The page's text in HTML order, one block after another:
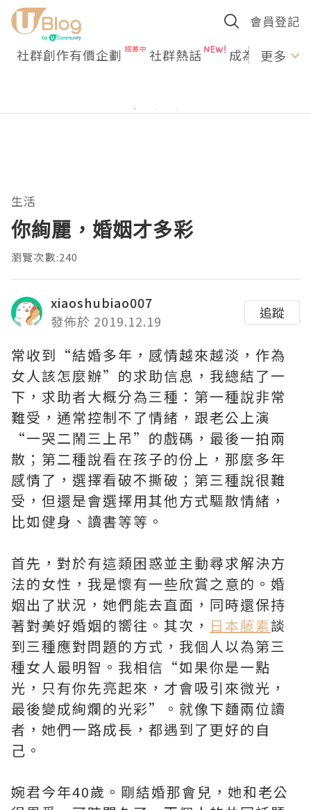
會員登記
社群創作有價企劃 社群熱話 成為U更多
生活
你絢麗，婚姻才多彩
瀏覽次數:240
xiaoshubiao007
發佈於 2019.12.19
追蹤
常收到“結婚多年，感情越來越淡，作為
女人該怎麼辦”的求助信息，我總結了一
下，求助者大概分為三種：第一種說非常
難受，通常控制不了情緒，跟老公上演
“一哭二鬧三上吊”的戲碼，最後一拍兩
散；第二種說看在孩子的份上，那麼多年
感情了，選擇看破不撕破；第三種說很難
受，但還是會選擇用其他方式驅散情緒，
比如健身、讀書等等。
首先，對於有這類困惑並主動尋求解決方
法的女性，我是懷有一些欣賞之意的。婚
姻出了狀況，她們能去直面，同時還保持
著對美好婚姻的嚮往。其次， 日本藤素談
到三種應對問題的方式，我個人以為第三
種女人最明智。我相信“如果你是一點
光，只有你先亮起來，才會吸引來微光，
最後變成絢爛的光彩”。就像下麵兩位讀
者，她們一路成長，都遇到了更好的自
己。
婉君今年40歲。剛結婚那會兒，她和老公